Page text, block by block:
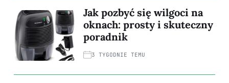
Jak pozbyć się wilgoci na
oknach: prosty i skuteczny
poradnik
3 TYGODNIE TEMU